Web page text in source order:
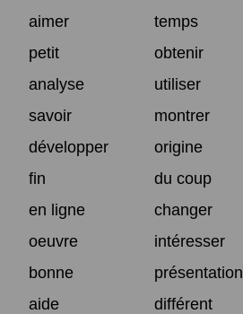
aimer
temps
petit
obtenir
analyse
utiliser
savoir
montrer
développer
origine
fin
du coup
en ligne
changer
oeuvre
intéresser
bonne
présentation
aide
différent